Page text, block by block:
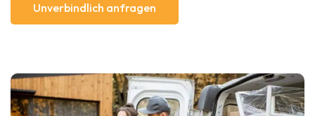
Unverbindlich anfragen